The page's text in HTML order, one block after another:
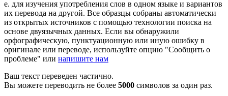
е. для изучения употребления слов в одном языке и вариантов
их перевода на другой. Все образцы собраны автоматически
из открытых источников с помощью технологии поиска на
основе двуязычных данных. Если вы обнаружили
орфографическую, пунктуационную или иную ошибку в
оригинале или переводе, используйте опцию "Сообщить о
проблеме" или напишите нам
Ваш текст переведен частично.
Вы можете переводить не более 5000 символов за один раз.